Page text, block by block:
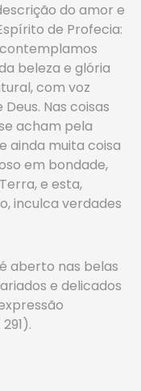
do amor e
de Profecia:
contemplamos
beleza e glória
com voz
Nas coisas
acham pela
ainda muita coisa
em bondade,
e esta,
inculca verdades
aberto nas belas
e delicados
291).